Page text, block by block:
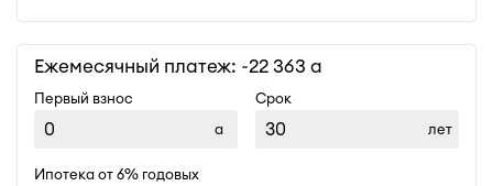
Ежемесячный платеж: ~22 363
Первый взнос
Срок
лет
Ипотека от 6% годовых